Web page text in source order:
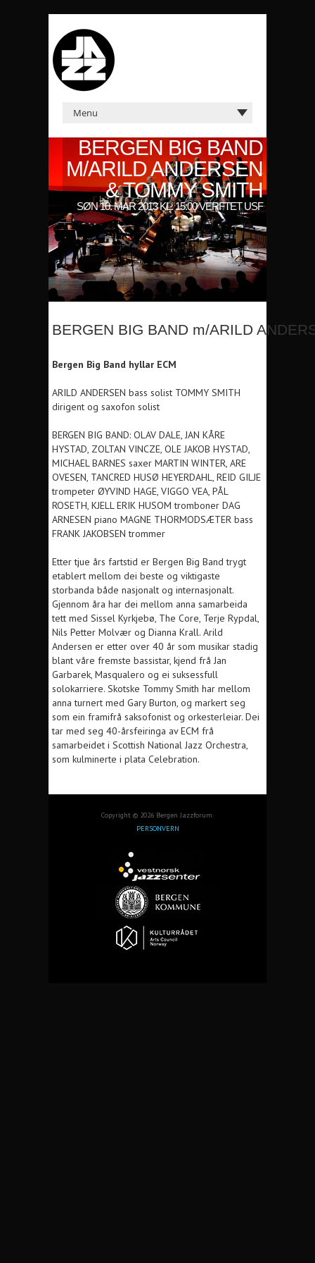
BERGEN BIG BAND
M/ARILD ANDERSEN
& TOMMY SMITH
SØN 10. MAR 2013 KL: 15:00 VERFTET USF
BERGEN BIG BAND m/ARILD
Bergen Big Band hyllar ECM
ARILD ANDERSEN bass solist TOMMY SMITH
dirigent og saxofon solist
BERGEN BIG BAND: OLAV DALE, JAN KÅRE
HYSTAD, ZOLTAN VINCZE, OLE JAKOB HYSTAD,
MICHAEL BARNES saxer MARTIN WINTER, ARE
OVESEN, TANCRED HUSØ HEYERDAHL, REID GILJE
trompeter ØYVIND HAGE, VIGGO VEA, PÅL
ROSETH, KJELL ERIK HUSOM tromboner DAG
ARNESEN piano MAGNE THORMODSÆTER bass
FRANK JAKOBSEN trommer
Etter tjue års fartstid er Bergen Big Band trygt
etablert mellom dei beste og viktigaste
storbanda både nasjonalt og internasjonalt.
Gjennom åra har dei mellom anna samarbeida
tett med Sissel Kyrkjebø, The Core, Terje Rypdal,
Nils Petter Molvær og Dianna Krall. Arild
Andersen er etter over 40 år som musikar stadig
blant våre fremste bassistar, kjend frå Jan
Garbarek, Masqualero og ei suksessfull
solokarriere. Skotske Tommy Smith har mellom
anna turnert med Gary Burton, og markert seg
som ein framifrå saksofonist og orkesterleiar. Dei
tar med seg 40-årsfeiringa av ECM frå
samarbeidet i Scottish National Jazz Orchestra,
som kulminerte i plata Celebration.
Copyright © 2026 Bergen Jazzforum.
PERSONVERN